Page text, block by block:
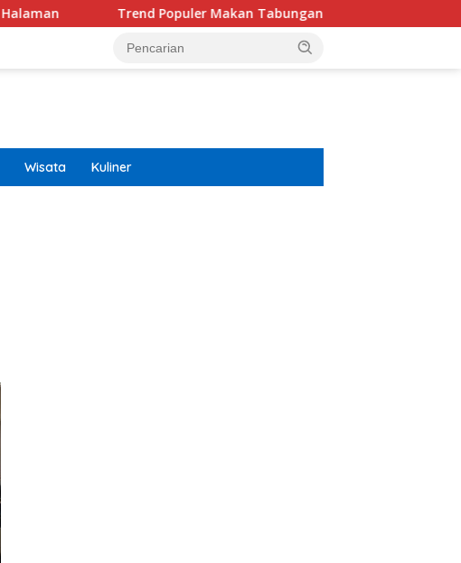
Trend Populer Makan Tabungan Masih Terjadi? Ekonom Menyoroti
Wisata Kuliner